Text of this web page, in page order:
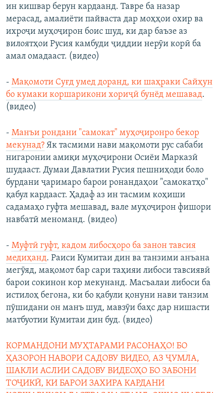
ин кишвар берун кардаанд. Тавре ба назар
мерасад, амалиёти пайваста дар моҳҳои охир ва
ихроҷи муҳоҷирон боис шуд, ки дар баъзе аз
вилоятҳои Русия камбуди ҷиддии нерӯи корӣ ба
амал омадааст. (видео)
- Мақомоти Суғд умед доранд, ки шаҳраки Сайҳун
бо кумаки коршарикони хориҷӣ бунёд мешавад.
(видео)
- Манъи рондани "самокат" муҳоҷиронро бекор
мекунад? Як тасмими нави мақомоти рус сабаби
нигаронии амиқи муҳоҷирони Осиёи Марказӣ
шудааст. Думаи Давлатии Русия пешниҳоди боло
бурдани ҷаримаро барои ронандаҳои "самокатҳо"
қабул кардааст. Ҳадаф аз ин тасмим коҳиши
садамаҳо гуфта мешавад, вале муҳоҷирон фишори
навбатӣ меноманд. (видео)
- Муфтӣ гуфт, кадом либосҳоро ба занон тавсия
медиҳанд. Раиси Кумитаи дин ва танзими анъана
мегӯяд, мақомот бар сари таҳияи либоси тавсиявӣ
барои сокинон кор мекунанд. Масъалаи либоси ба
истилоҳ бегона, ки бо қабули қонуни нави танзим
пӯшидани он манъ шуд, мавзӯи баҳс дар нишасти
матбуотии Кумитаи дин буд. (видео)
КОРМАНДОНИ МУҲТАРАМИ РАСОНАҲО! БО
ҲАЗОРОН НАВОРИ САДОВУ ВИДЕО, АЗ ҶУМЛА,
ШАКЛИ АСЛИИ САДОВУ ВИДЕОҲО БО ЗАБОНИ
ТОҶИКӢ, КИ БАРОИ ЗАХИРА КАРДАНИ